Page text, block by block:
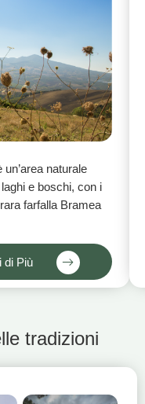
naturale
e boschi, con i
farfalla Bramea
di Più
tradizioni